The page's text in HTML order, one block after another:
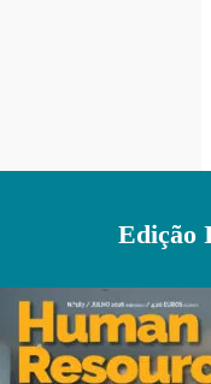
Edição